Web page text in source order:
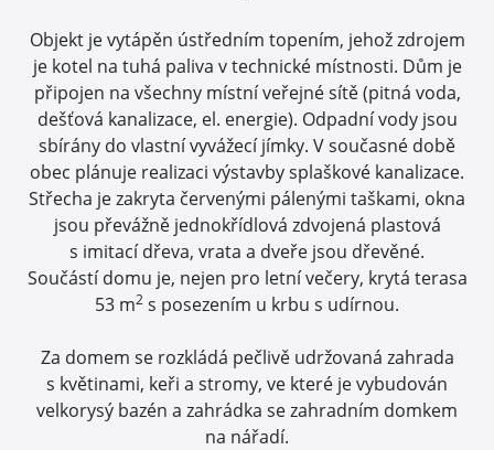
Objekt je vytápěn ústředním topením, jehož zdrojem
je kotel na tuhá paliva v technické místnosti. Dům je
připojen na všechny místní veřejné sítě (pitná voda,
dešťová kanalizace, el. energie). Odpadní vody jsou
sbírány do vlastní vyvážecí jímky. V současné době
obec plánuje realizaci výstavby splaškové kanalizace.
Střecha je zakryta červenými pálenými taškami, okna
jsou převážně jednokřídlová zdvojená plastová
s imitací dřeva, vrata a dveře jsou dřevěné.
Součástí domu je, nejen pro letní večery, krytá terasa
53 m2 s posezením u krbu s udírnou.
Za domem se rozkládá pečlivě udržovaná zahrada
s květinami, keři a stromy, ve které je vybudován
velkorysý bazén a zahrádka se zahradním domkem
na nářadí.